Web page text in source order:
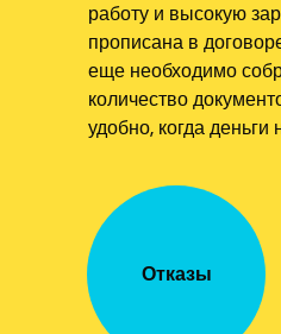
Отказы
работу и высокую
прописана в
еще необходимо
количество
удобно, когда